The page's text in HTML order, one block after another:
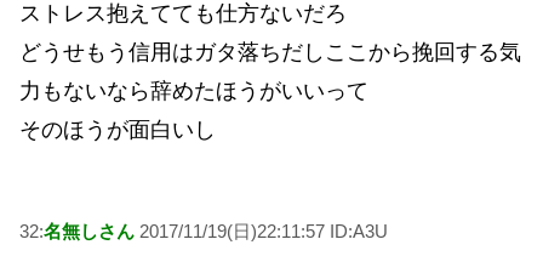
ストレス抱えてても仕方ないだろ
どうせもう信用はガタ落ちだしここから挽回する気
力もないなら辞めたほうがいいって
そのほうが面白いし
32:名無しさん 2017/11/19(日)22:11:57 ID:A3U